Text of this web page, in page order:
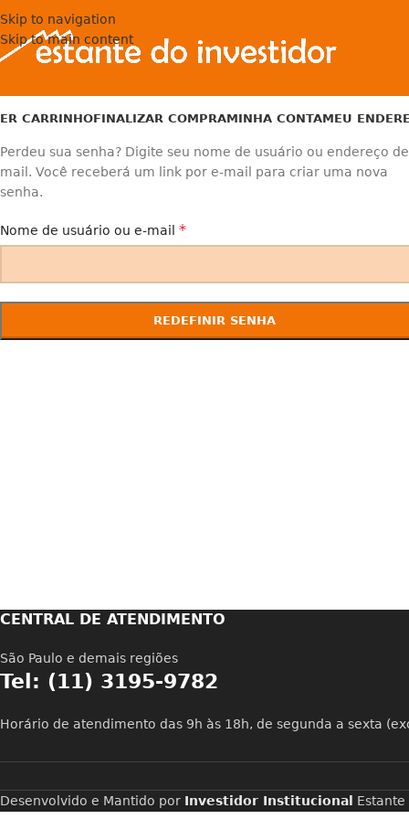
Skip to navigation
Skip to main content
CARRINHOFINALIZAR COMPRAMINHA CONTAMEU
Perdeu sua senha? Digite seu nome de usuário ou endereço
mail. Você receberá um link por e-mail para criar uma nova
senha.
Nome de usuário ou e-mail *
REDEFINIR SENHA
CENTRAL DE ATENDIMENTO
São Paulo e demais regiões
Tel: (11) 3195-9782
Horário de atendimento das 9h às 18h, de segunda a sexta
Desenvolvido e Mantido por Investidor Institucional